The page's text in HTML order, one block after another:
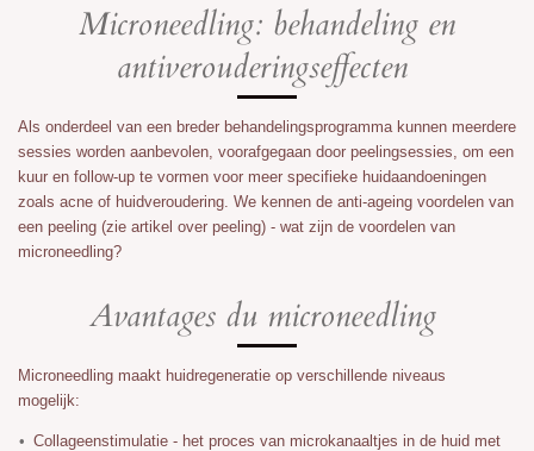
Microneedling: behandeling en
antiverouderingseffecten
Als onderdeel van een breder behandelingsprogramma kunnen meerdere
sessies worden aanbevolen, voorafgegaan door peelingsessies, om een
kuur en follow-up te vormen voor meer specifieke huidaandoeningen
zoals acne of huidveroudering. We kennen de anti-ageing voordelen van
een peeling (zie artikel over peeling) - wat zijn de voordelen van
microneedling?
Avantages du microneedling
Microneedling maakt huidregeneratie op verschillende niveaus
mogelijk:
Collageenstimulatie - het proces van microkanaaltjes in de huid met